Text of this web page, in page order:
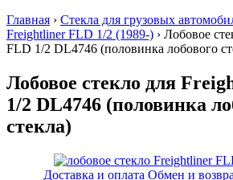
Главная › Стекла для грузовых
Freightliner FLD 1/2 (1989-) › Лобовое
FLD 1/2 DL4746 (половинка лобового
Лобовое стекло для
1/2 DL4746 (половинка
стекла)
Доставка и оплата Обмен и